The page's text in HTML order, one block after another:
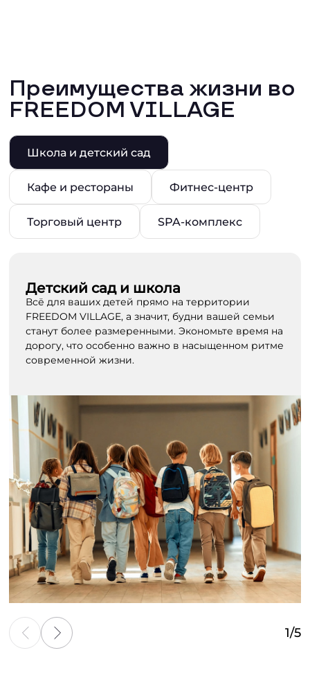
Преимущества жизни во
FREEDOM VILLAGE
Школа и детский сад
Кафе и рестораны Фитнес-центр
Торговый центр SPA-комплекс
Детский сад и школа
Всё для ваших детей прямо на территории
FREEDOM VILLAGE, а значит, будни вашей семьи
станут более размеренными. Экономьте время на
дорогу, что особенно важно в насыщенном ритме
современной жизни.
1/5